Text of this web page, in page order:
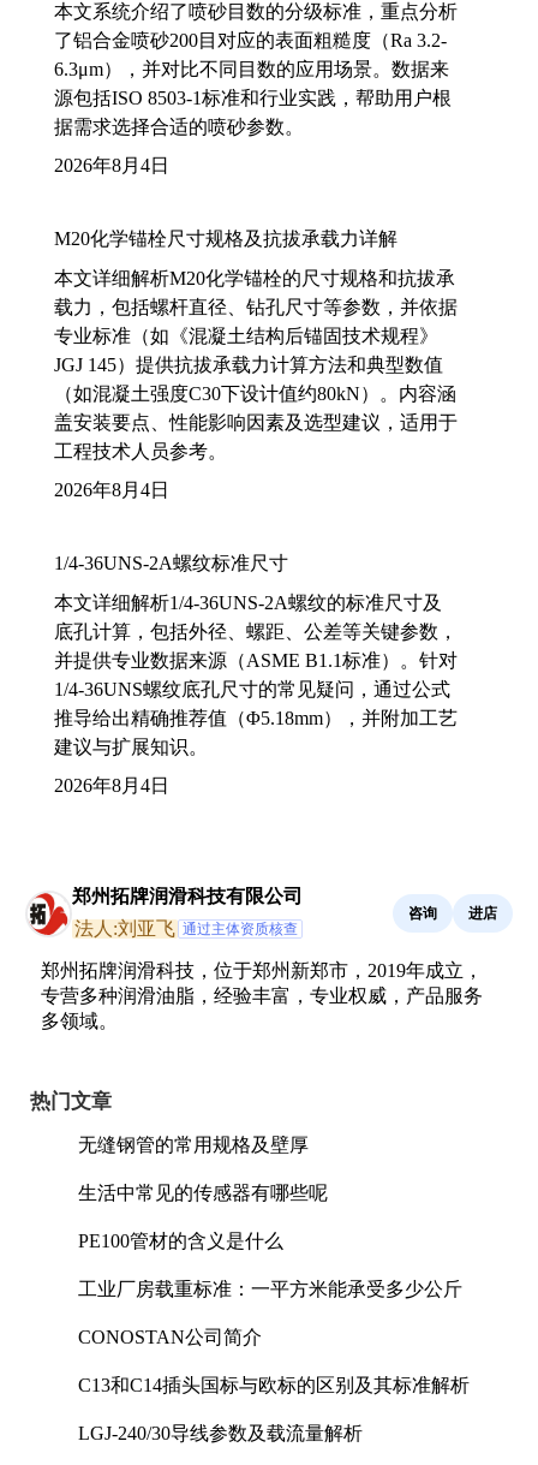
本文系统介绍了喷砂目数的分级标准，重点分析
了铝合金喷砂200目对应的表面粗糙度（Ra 3.2-
6.3μm），并对比不同目数的应用场景。数据来
源包括ISO 8503-1标准和行业实践，帮助用户根
据需求选择合适的喷砂参数。
2026年8月4日
M20化学锚栓尺寸规格及抗拔承载力详解
本文详细解析M20化学锚栓的尺寸规格和抗拔承
载力，包括螺杆直径、钻孔尺寸等参数，并依据
专业标准（如《混凝土结构后锚固技术规程》
JGJ 145）提供抗拔承载力计算方法和典型数值
（如混凝土强度C30下设计值约80kN）。内容涵
盖安装要点、性能影响因素及选型建议，适用于
工程技术人员参考。
2026年8月4日
1/4-36UNS-2A螺纹标准尺寸
本文详细解析1/4-36UNS-2A螺纹的标准尺寸及
底孔计算，包括外径、螺距、公差等关键参数，
并提供专业数据来源（ASME B1.1标准）。针对
1/4-36UNS螺纹底孔尺寸的常见疑问，通过公式
推导给出精确推荐值（Φ5.18mm），并附加工艺
建议与扩展知识。
2026年8月4日
郑州拓牌润滑科技有限公司
法人:刘亚飞 通过主体资质核查
咨询 进店
郑州拓牌润滑科技，位于郑州新郑市，2019年成立，
专营多种润滑油脂，经验丰富，专业权威，产品服务
多领域。
热门文章
无缝钢管的常用规格及壁厚
生活中常见的传感器有哪些呢
PE100管材的含义是什么
工业厂房载重标准：一平方米能承受多少公斤
CONOSTAN公司简介
C13和C14插头国标与欧标的区别及其标准解析
LGJ-240/30导线参数及载流量解析